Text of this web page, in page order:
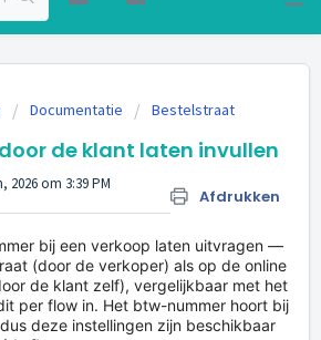
Documentatie Bestelstraat
de klant laten invullen
Afdrukken
2026 om 3:39 PM
bij een verkoop laten uitvragen —
(door de verkoper) als op de online
de klant zelf), vergelijkbaar met het
per flow in. Het btw-nummer hoort bij
deze instellingen zijn beschikbaar